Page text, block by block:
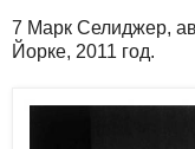
7 Марк Селиджер,
Йорке, 2011 год.